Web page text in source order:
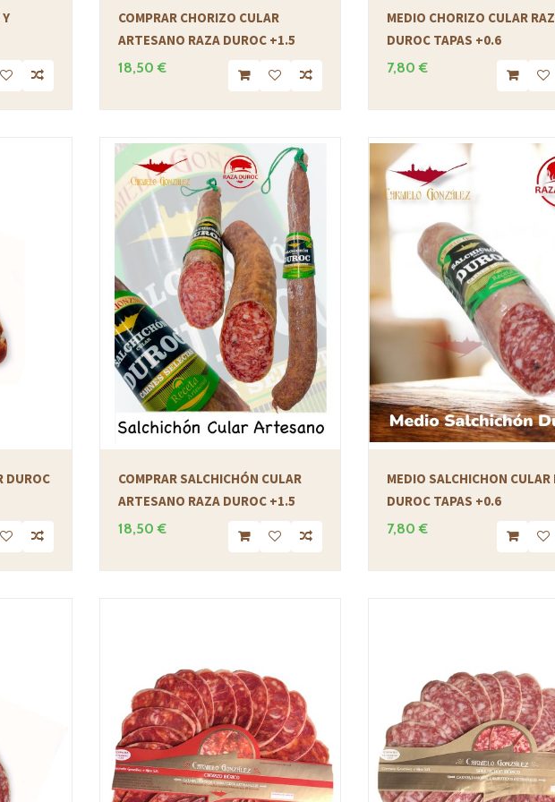
COMPRAR CHORIZO CULAR
ARTESANO RAZA DUROC +1.5
18,50 €
MEDIO CHORIZO CULAR
DUROC TAPAS +0.6
7,80 €
DUROC
COMPRAR SALCHICHÓN CULAR
ARTESANO RAZA DUROC +1.5
18,50 €
MEDIO SALCHICHON CULAR
DUROC TAPAS +0.6
7,80 €